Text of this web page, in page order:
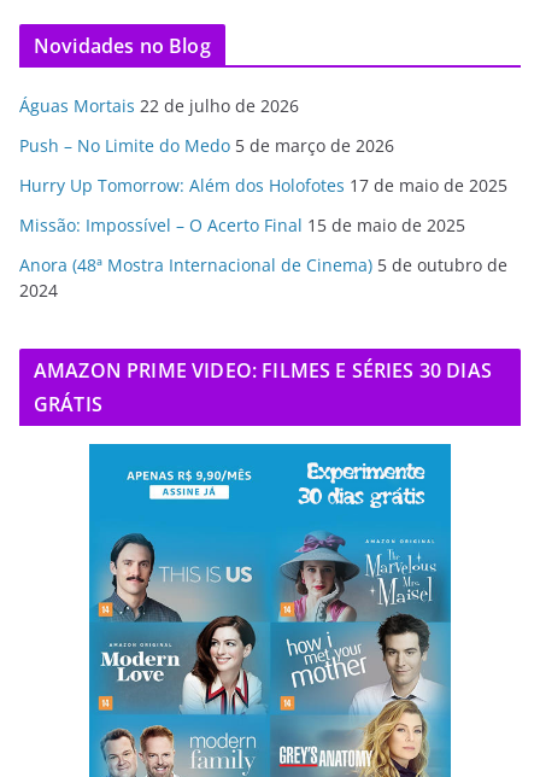
Novidades no Blog
Águas Mortais 22 de julho de 2026
Push – No Limite do Medo 5 de março de 2026
Hurry Up Tomorrow: Além dos Holofotes 17 de maio de 2025
Missão: Impossível – O Acerto Final 15 de maio de 2025
Anora (48ª Mostra Internacional de Cinema) 5 de outubro de
2024
AMAZON PRIME VIDEO: FILMES E SÉRIES 30 DIAS
GRÁTIS